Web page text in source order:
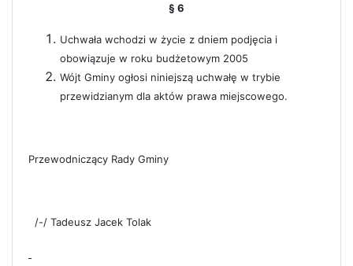
§ 6
Uchwała wchodzi w życie z dniem podjęcia i
obowiązuje w roku budżetowym 2005
Wójt Gminy ogłosi niniejszą uchwałę w trybie
przewidzianym dla aktów prawa miejscowego.
Przewodniczący Rady Gminy
/-/ Tadeusz Jacek Tolak